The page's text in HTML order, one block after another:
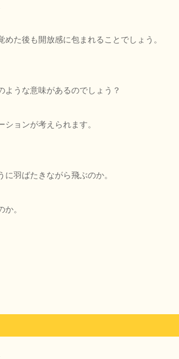
た後も開放感に包まれることでしょう。
ような意味があるのでしょう？
ョンが考えられます。
羽ばたきながら飛ぶのか。
。